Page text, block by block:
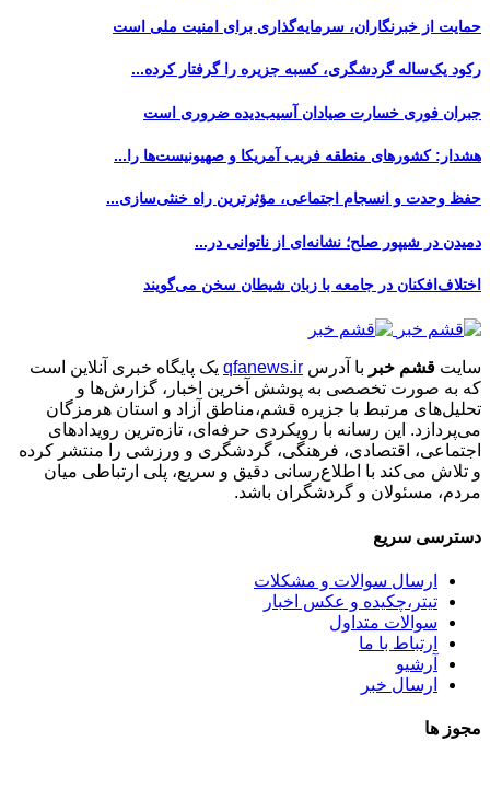
حمایت از خبرنگاران، سرمایه‌گذاری برای امنیت ملی است
رکود یک‌ساله گردشگری، کسبه جزیره را گرفتار کرده...
جبران فوری خسارت صیادان آسیب‌دیده ضروری است
هشدار: کشورهای منطقه فریب آمریکا و صهیونیست‌ها را...
حفظ وحدت و انسجام اجتماعی، مؤثرترین راه خنثی‌سازی...
دمیدن در شیپور صلح؛ نشانه‌ای از ناتوانی در...
اختلاف‌افکنان در جامعه با زبان شیطان سخن می‌گویند
سایت قشم خبر با آدرس qfanews.ir یک پایگاه خبری آنلاین است
که به صورت تخصصی به پوشش آخرین اخبار، گزارش‌ها و
تحلیل‌های مرتبط با جزیره قشم،مناطق آزاد و استان هرمزگان
می‌پردازد. این رسانه با رویکردی حرفه‌ای، تازه‌ترین رویدادهای
اجتماعی، اقتصادی، فرهنگی، گردشگری و ورزشی را منتشر کرده
و تلاش می‌کند با اطلاع‌رسانی دقیق و سریع، پلی ارتباطی میان
مردم، مسئولان و گردشگران باشد.
دسترسی سریع
ارسال سوالات و مشکلات
تیتر،چکیده و عکس اخبار
سوالات متداول
ارتباط با ما
آرشیو
ارسال خبر
مجوز ها